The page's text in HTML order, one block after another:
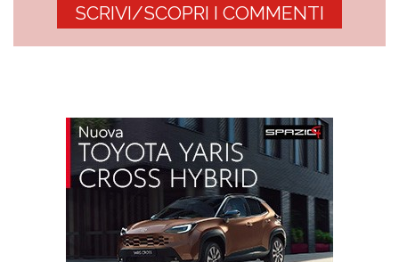
SCRIVI/SCOPRI I COMMENTI